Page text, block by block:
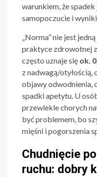
warunkiem, że
samopoczucie i
„Norma” nie jest
praktyce zdrowotnej
często uznaje się ok.
z nadwagą/otyłością,
objawy odwodnienia,
spadki apetytu. U
przewlekle chorych
być problemem, bo
mięśni i pogorszenia
Chudnięcie
ruchu: dobry